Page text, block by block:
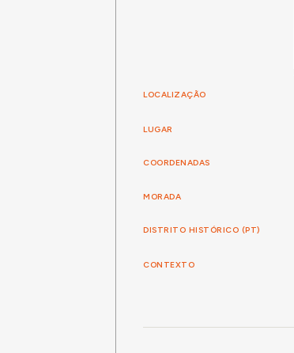
LOCALIZAÇÃO
LUGAR
COORDENADAS
MORADA
DISTRITO HISTÓRICO (PT)
CONTEXTO